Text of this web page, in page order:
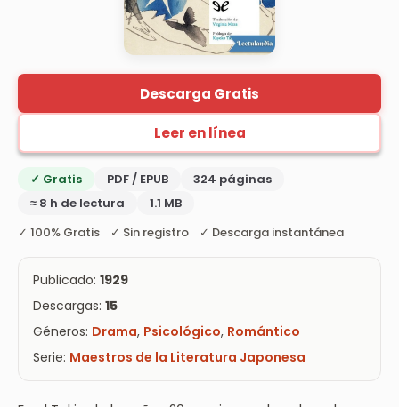
Descarga Gratis
Leer en línea
✓ Gratis PDF / EPUB
324 páginas
≈ 8 h de lectura
1.1 MB
✓ 100% Gratis ✓ Sin registro ✓ Descarga instantánea
Publicado: 1929
Descargas: 15
Géneros: Drama, Psicológico, Romántico
Serie: Maestros de la Literatura Japonesa